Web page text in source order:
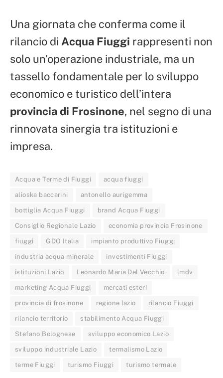
Una giornata che conferma come il
rilancio di Acqua Fiuggi rappresenti non
solo un’operazione industriale, ma un
tassello fondamentale per lo sviluppo
economico e turistico dell’intera
provincia di Frosinone, nel segno di una
rinnovata sinergia tra istituzioni e
impresa.
Acqua e Terme di Fiuggi acqua fiuggi
alioska baccarini antonello aurigemma
bottiglia Acqua Fiuggi brand Acqua Fiuggi
Consiglio Regionale Lazio economia provincia Frosinone
fiuggi GDO Italia impianto produttivo Fiuggi
industria acqua minerale investimenti Fiuggi
istituzioni Lazio Leonardo Maria Del Vecchio lmdv
marketing Acqua Fiuggi mercati esteri
provincia di frosinone regione lazio rilancio Fiuggi
rilancio territorio stabilimento Acqua Fiuggi
Stefano Bolognese sviluppo economico Lazio
sviluppo industriale Lazio termalismo Lazio
terme Fiuggi turismo Fiuggi turismo termale